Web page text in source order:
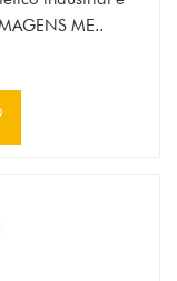
ME..